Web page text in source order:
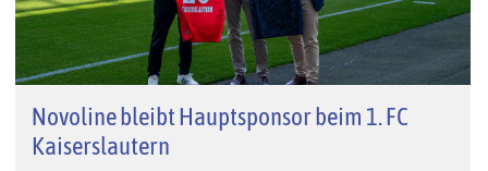
Novoline bleibt Hauptsponsor beim 1. FC
Kaiserslautern